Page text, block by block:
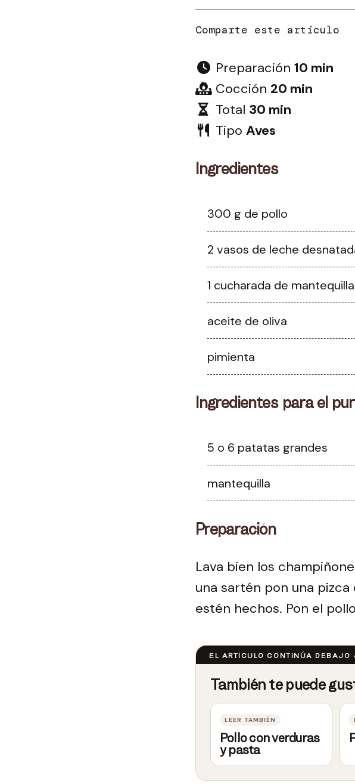
Preparación 10 min
Cocción 20 min
Total 30 min
Tipo Aves
Ingredientes
300 g de pollo
2 vasos de leche
1 cucharada de
aceite de oliva
pimienta
Ingredientes para el
5 o 6 patatas grandes
mantequilla
Preparación
Lava bien los
una sartén pon una
estén hechos. Pon el
Pollo con verduras
y pasta